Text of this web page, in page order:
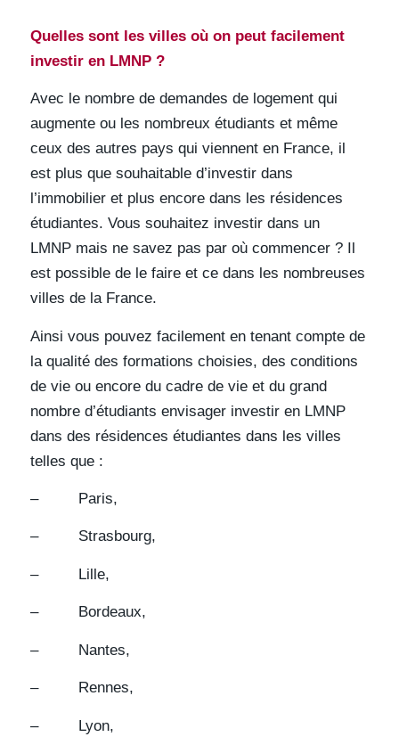
Quelles sont les villes où on peut facilement
investir en LMNP ?
Avec le nombre de demandes de logement qui
augmente ou les nombreux étudiants et même
ceux des autres pays qui viennent en France, il
est plus que souhaitable d’investir dans
l’immobilier et plus encore dans les résidences
étudiantes. Vous souhaitez investir dans un
LMNP mais ne savez pas par où commencer ? Il
est possible de le faire et ce dans les nombreuses
villes de la France.
Ainsi vous pouvez facilement en tenant compte de
la qualité des formations choisies, des conditions
de vie ou encore du cadre de vie et du grand
nombre d’étudiants envisager investir en LMNP
dans des résidences étudiantes dans les villes
telles que :
– Paris,
– Strasbourg,
– Lille,
– Bordeaux,
– Nantes,
– Rennes,
– Lyon,